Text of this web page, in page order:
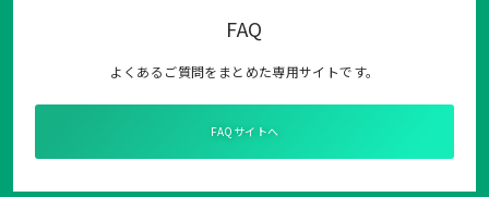
FAQ
よくあるご質問をまとめた専用サイトです。
FAQサイトへ